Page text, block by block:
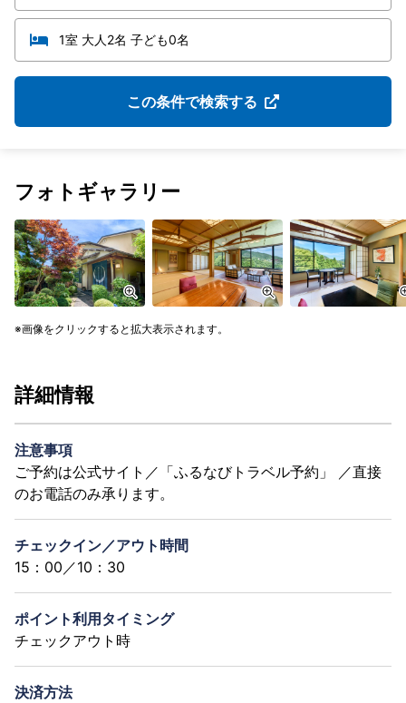
1室 大人2名 子ども0名
この条件で検索する
フォトギャラリー
画像をクリックすると拡大表示されます。
詳細情報
注意事項
ご予約は公式サイト／「ふるなびトラベル予約」 ／直接
のお電話のみ承ります。
チェックイン／アウト時間
15：00／10：30
ポイント利用タイミング
チェックアウト時
決済方法